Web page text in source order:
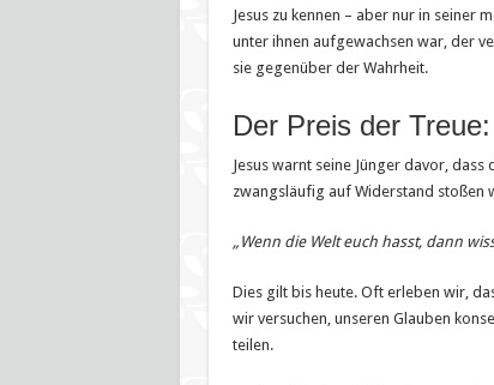
Jesus zu kennen – aber nur in seiner
unter ihnen aufgewachsen war, der
sie gegenüber der Wahrheit.
Der Preis der
Jesus warnt seine Jünger davor,
zwangsläufig auf Widerstand stoßen
„Wenn die Welt euch hasst, dann
Dies gilt bis heute. Oft erleben wir,
wir versuchen, unseren Glauben
teilen.